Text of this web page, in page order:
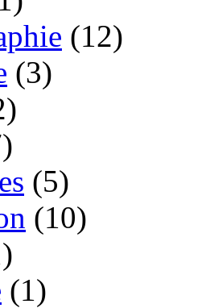
(12)
(3)
(5)
(10)
(1)